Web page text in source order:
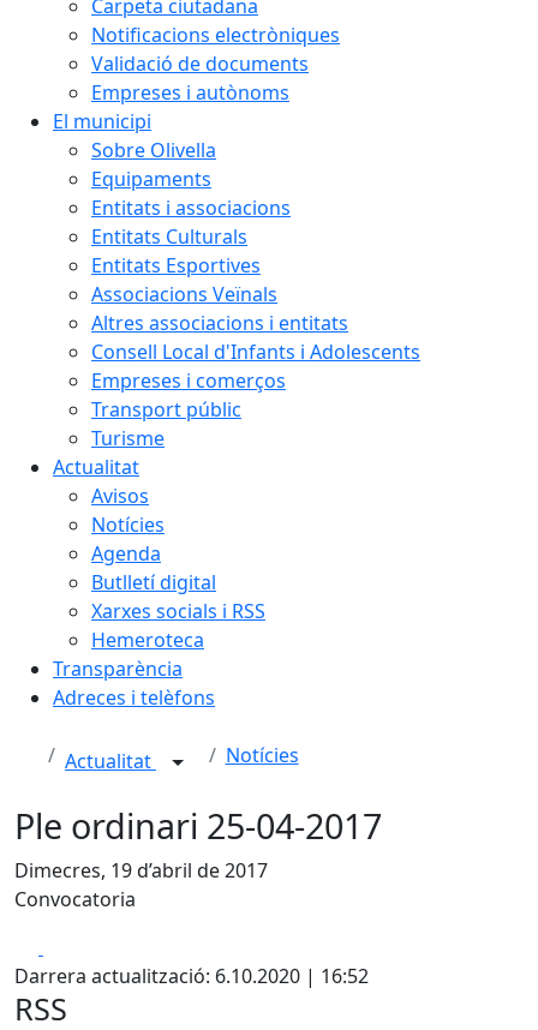
Carpeta ciutadana
Notificacions electròniques
Validació de documents
Empreses i autònoms
El municipi
Sobre Olivella
Equipaments
Entitats i associacions
Entitats Culturals
Entitats Esportives
Associacions Veïnals
Altres associacions i entitats
Consell Local d'Infants i Adolescents
Empreses i comerços
Transport públic
Turisme
Actualitat
Avisos
Notícies
Agenda
Butlletí digital
Xarxes socials i RSS
Hemeroteca
Transparència
Adreces i telèfons
Actualitat Notícies
Ple ordinari 25-04-2017
Dimecres, 19 d’abril de 2017
Convocatoria
Darrera actualització: 6.10.2020 | 16:52
RSS